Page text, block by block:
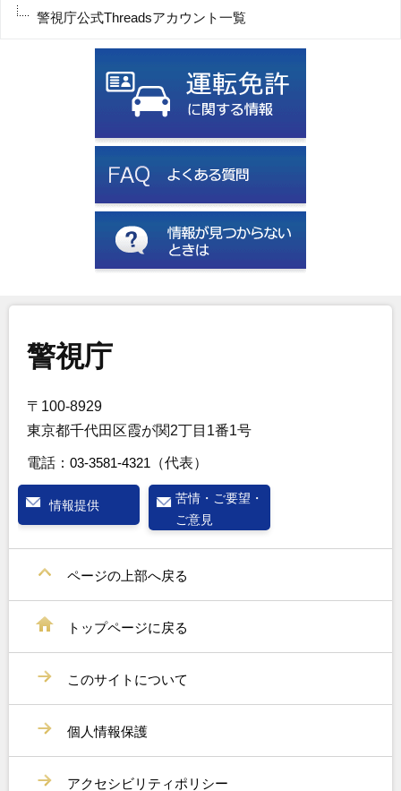
警視庁公式Threadsアカウント一覧
警視庁
〒100-8929
東京都千代田区霞が関2丁目1番1号
電話： 03-3581-4321 （代表）
情報提供
苦情・ご要望・
ご意見
ページの上部へ戻る
トップページに戻る
このサイトについて
個人情報保護
アクセシビリティポリシー